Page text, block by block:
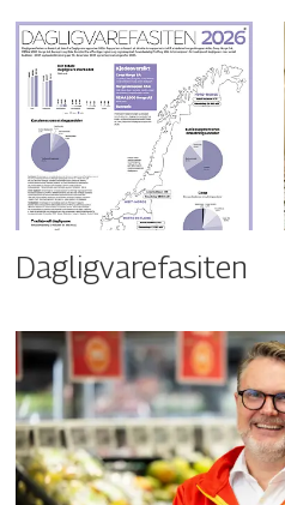
Dagligvarefasiten